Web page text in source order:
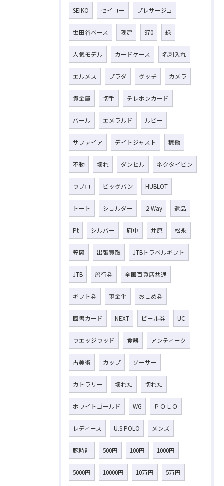
SEIKO セイコー プレサージュ
世田谷ベース 限定 970 緑
人気モデル カードケース 名刺入れ
エルメス プラダ グッチ カメラ
貴金属 切手 テレホンカード
パール エメラルド ルビー
サファイア デイトジャスト 稼働
不動 壊れ ダンヒル ネクタイピン
ウブロ ビッグバン HUBLOT
トート ショルダー ２Way 遺品
Pt シルバー 府中 井原 松永
笠岡 出張買取 JTBトラベルギフト
JTB 旅行券 全国百貨店共通
ギフト券 現金化 おこめ券
図書カード NEXT ビール券 UC
ウエッジウッド 食器 アンティーク
古美術 カップ ソーサー
カトラリー 壊れた 切れた
ホワイトゴールド WG ＰＯＬＯ
レディース U.S POLO メンズ
腕時計 500円 100円 1000円
5000円 10000円 10万円 5万円